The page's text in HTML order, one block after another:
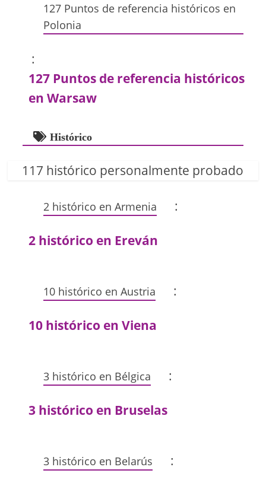
127 Puntos de referencia históricos en
Polonia
:
127 Puntos de referencia históricos
en Warsaw
Histórico
117 histórico personalmente probado
2 histórico en Armenia :
2 histórico en Ereván
10 histórico en Austria :
10 histórico en Viena
3 histórico en Bélgica :
3 histórico en Bruselas
3 histórico en Belarús :